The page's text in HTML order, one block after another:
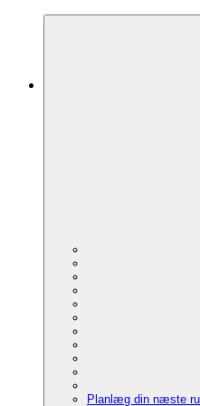
Planlæg din næste